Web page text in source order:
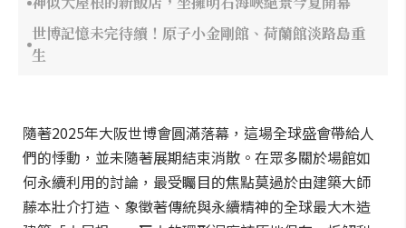
世博記憶未完待續！原子小金剛館、荷蘭館淡路島重
生
隨著2025年大阪世博會圓滿落幕，這場全球盛會帶給人
們的悸動，並未隨著展期結束消散。在眾多關於場館如
何永續利用的討論，最受矚目的焦點莫過於由建築大師
藤本壯介打造、象徵著傳統與永續精神的全球最大木造